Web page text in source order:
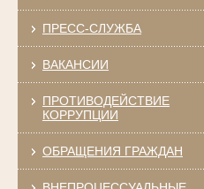
ПРЕСС-СЛУЖБА
ВАКАНСИИ
ПРОТИВОДЕЙСТВИЕ
КОРРУПЦИИ
ОБРАЩЕНИЯ ГРАЖДАН